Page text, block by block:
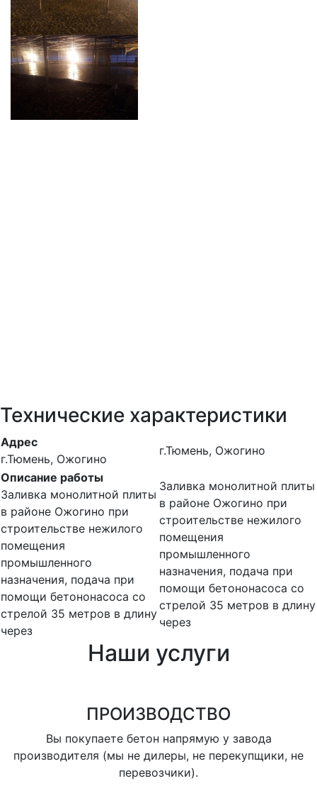
Технические характеристики
Адрес
г.Тюмень, Ожогино
г.Тюмень, Ожогино
Описание работы
Заливка монолитной плиты
в районе Ожогино при
строительстве нежилого
помещения
промышленного
назначения, подача при
помощи бетононасоса со
стрелой 35 метров в длину
через
Заливка монолитной плиты
в районе Ожогино при
строительстве нежилого
помещения
промышленного
назначения, подача при
помощи бетононасоса со
стрелой 35 метров в длину
через
Наши услуги
ПРОИЗВОДСТВО
Вы покупаете бетон напрямую у завода
производителя (мы не дилеры, не перекупщики, не
перевозчики).